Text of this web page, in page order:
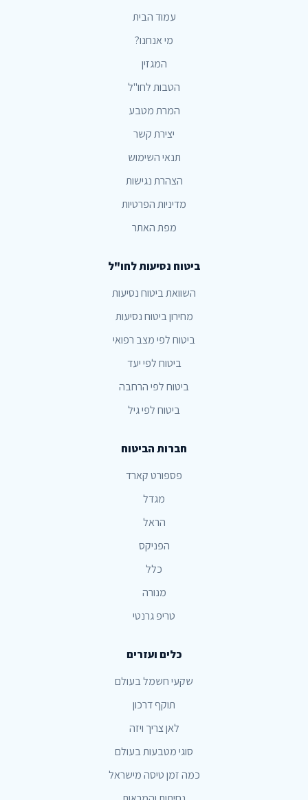
עמוד הבית
מי אנחנו?
המגזין
הטבות לחו"ל
המרת מטבע
יצירת קשר
תנאי השימוש
הצהרת נגישות
מדיניות הפרטיות
מפת האתר
ביטוח נסיעות לחו"ל
השוואת ביטוח נסיעות
מחירון ביטוח נסיעות
ביטוח לפי מצב רפואי
ביטוח לפי יעד
ביטוח לפי הרחבה
ביטוח לפי גיל
חברות הביטוח
פספורט קארד
מגדל
הראל
הפניקס
כלל
מנורה
טריפ גרנטי
כלים ועזרים
שקעי חשמל בעולם
תוקף דרכון
לאן צריך ויזה
סוגי מטבעות בעולם
כמה זמן טיסה מישראל